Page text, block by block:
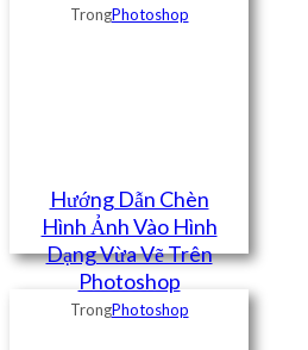
TrongPhotoshop
Hướng Dẫn Chèn
Hình Ảnh Vào Hình
Dạng Vừa Vẽ Trên
Photoshop
TrongPhotoshop